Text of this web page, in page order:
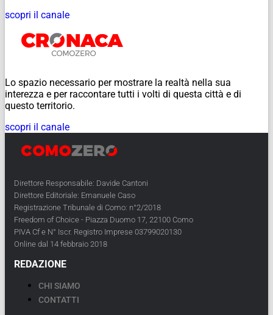
scopri il canale
Lo spazio necessario per mostrare la realtà nella sua
interezza e per raccontare tutti i volti di questa città e di
questo territorio.
scopri il canale
Direttore Responsabile: Davide Cantoni
Direttore Editoriale: Emanuele Caso
Registrazione Tribunale di Como: n°2/2018
Freedom of Choice - Piazza Duomo 17, 22100 Como
PIVA Cf e N° Iscr. Registro Imprese 03799020130
Online dal 14 febbraio 2018
REDAZIONE
CHI SIAMO
CONTATTI